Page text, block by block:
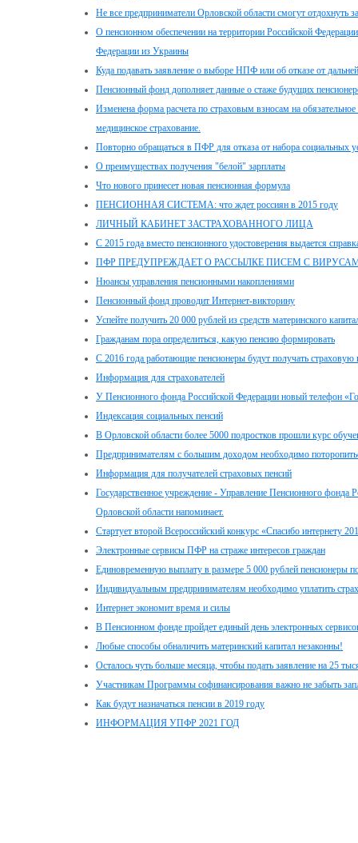
Не все предприниматели Орловской области смогут отдохнуть
О пенсионном обеспечении на территории Российской
Федерации из Украины
Куда подавать заявление о выборе НПФ или об отказе от
Пенсионный фонд дополняет данные о стаже будущих
Изменена форма расчета по страховым взносам на обязательное
медицинское страхование.
Повторно обращаться в ПФР для отказа от набора социальных
О преимуществах получения "белой" зарплаты
Что нового принесет новая пенсионная формула
ПЕНСИОННАЯ СИСТЕМА: что ждет россиян в 2015 году
ЛИЧНЫЙ КАБИНЕТ ЗАСТРАХОВАННОГО ЛИЦА
С 2015 года вместо пенсионного удостоверения выдается
ПФР ПРЕДУПРЕЖДАЕТ О РАССЫЛКЕ ПИСЕМ С
Нюансы управления пенсионными накоплениями
Пенсионный фонд проводит Интернет-викторину
Успейте получить 20 000 рублей из средств материнского
Гражданам пора определиться, какую пенсию формировать
С 2016 года работающие пенсионеры будут получать страховую
Информация для страхователей
У Пенсионного фонда Российской Федерации новый телефон
Индексация социальных пенсий
В Орловской области более 5000 подростков прошли курс
Предпринимателям с большим доходом необходимо
Информация для получателей страховых пенсий
Государственное учреждение - Управление Пенсионного фонда
Орловской области напоминает.
Стартует второй Всероссийский конкурс «Спасибо интернету
Электронные сервисы ПФР на страже интересов граждан
Единовременную выплату в размере 5 000 рублей пенсионеры
Индивидуальным предпринимателям необходимо уплатить
Интернет экономит время и силы
В Пенсионном фонде пройдет единый день электронных
Любые способы обналичить материнский капитал незаконны!
Осталось чуть больше месяца, чтобы подать заявление на 25
Участникам Программы софинансирования важно не забыть
Как будут назначаться пенсии в 2019 году
ИНФОРМАЦИЯ УПФР 2021 ГОД